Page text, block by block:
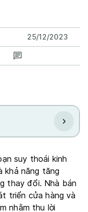
25/12/2023
suy thoái kinh
khả năng tăng
thay đổi. Nhà bán
triển cửa hàng và
nhằm thu lời